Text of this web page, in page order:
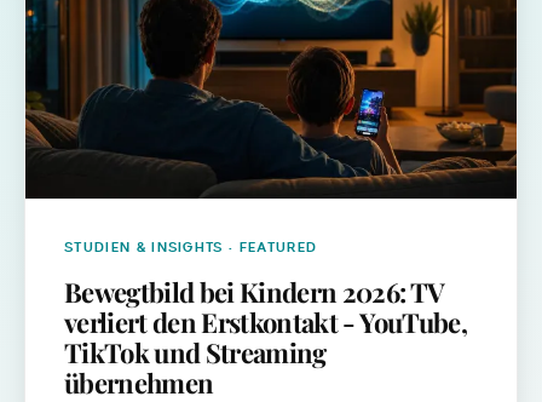
STUDIEN & INSIGHTS · FEATURED
Bewegtbild bei Kindern 2026: TV
verliert den Erstkontakt - YouTube,
TikTok und Streaming
übernehmen